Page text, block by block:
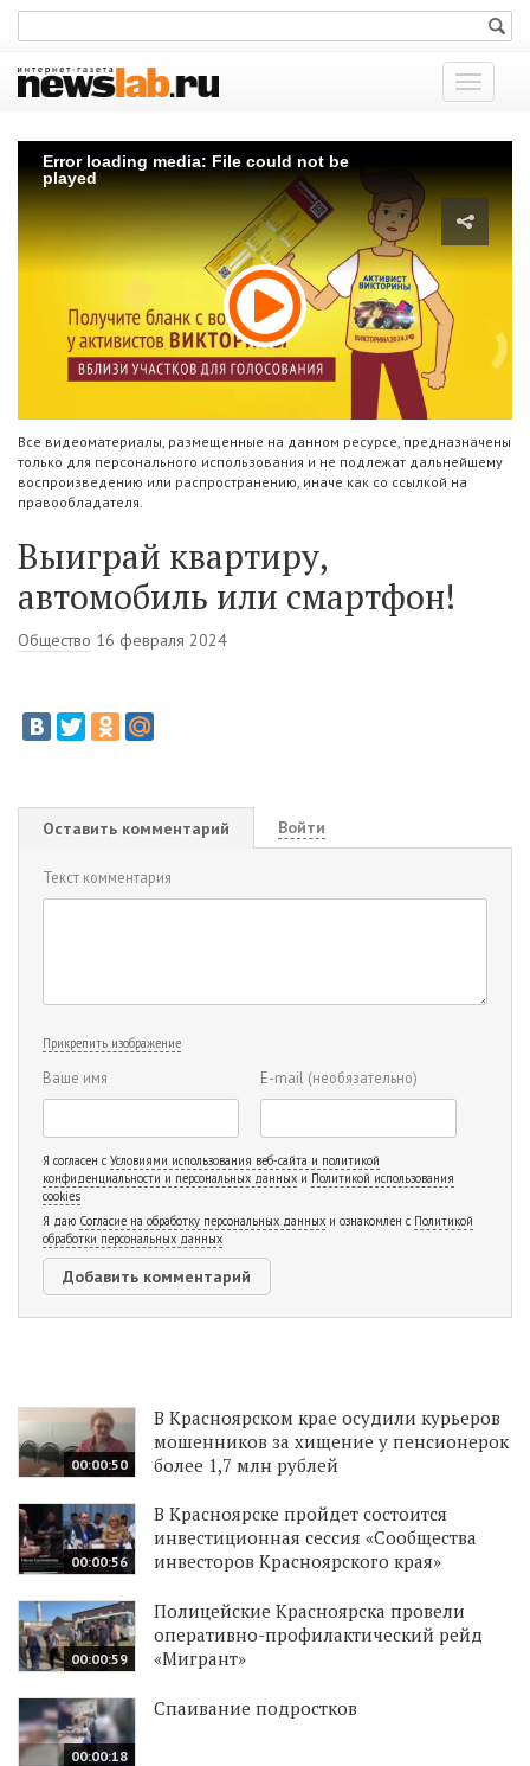
Показать
меню
Error loading media: File could not be
played
Все видеоматериалы, размещенные на данном ресурсе, предназначены
только для персонального использования и не подлежат дальнейшему
воспроизведению или распространению, иначе как со ссылкой на
правообладателя.
Выиграй квартиру,
автомобиль или смартфон!
Общество 16 февраля 2024
Оставить комментарий Войти
Текст комментария
Прикрепить изображение
Ваше имя E-mail (необязательно)
Я согласен с Условиями использования веб-сайта и политикой
конфиденциальности и персональных данных и Политикой использования
cookies
Я даю Согласие на обработку персональных данных и ознакомлен с Политикой
обработки персональных данных
00:00:50
В Красноярском крае осудили курьеров
мошенников за хищение у пенсионерок
более 1,7 млн рублей
00:00:56
В Красноярске пройдет состоится
инвестиционная сессия «Сообщества
инвесторов Красноярского края»
00:00:59
Полицейские Красноярска провели
оперативно-профилактический рейд
«Мигрант»
00:00:18
Спаивание подростков